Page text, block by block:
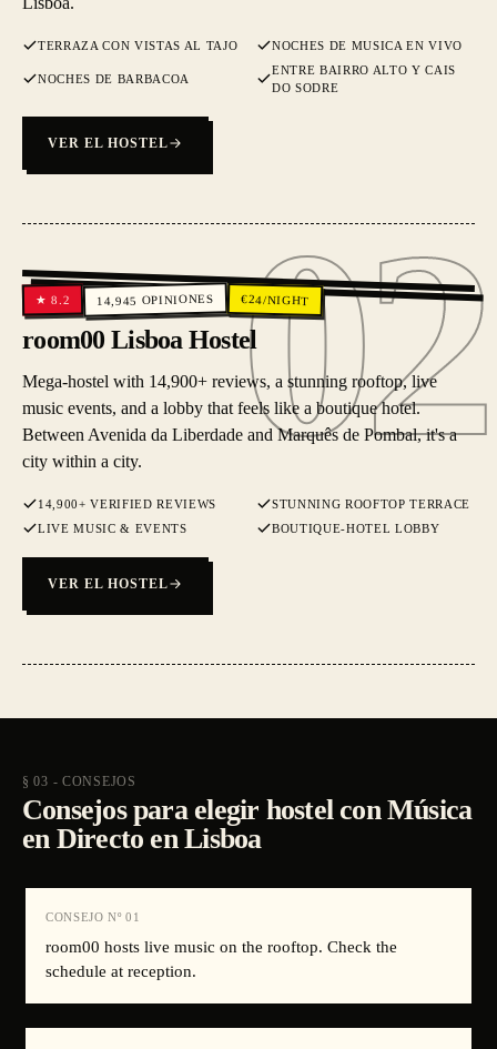
TERRAZA CON VISTAS AL TAJO NOCHES DE MUSICA EN VIVO
NOCHES DE BARBACOA
ENTRE BAIRRO ALTO Y CAIS
DO SODRE
VER EL HOSTEL
02
02
★8.2 14,945 OPINIONES €24/NIGHT
room00 Lisboa Hostel
Mega-hostel with 14,900+ reviews, a stunning rooftop, live
music events, and a lobby that feels like a boutique hotel.
Between Avenida da Liberdade and Marquês de Pombal, it's a
city within a city.
14,900+ VERIFIED REVIEWS
STUNNING ROOFTOP TERRACE
LIVE MUSIC & EVENTS
BOUTIQUE-HOTEL LOBBY
VER EL HOSTEL
§ 03 - CONSEJOS
Consejos para elegir hostel con Música
en Directo en Lisboa
CONSEJO Nº 01
room00 hosts live music on the rooftop. Check the
schedule at reception.